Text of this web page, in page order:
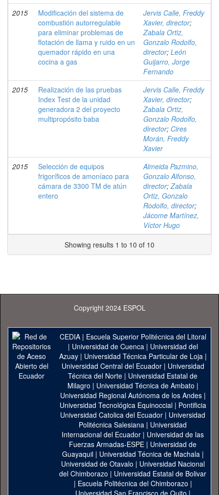
2015
Modificación del sistema de
combustión autorregulable
para eliminar problemas de
flotación de llama y ruido en un
quemador rápido en una
cocina a gas
Jervis Calle, Freddy
Xavier, director;
Zabala Ortiz,
Gonzalo Rodolfo,
director; León
Guijarro, Jorge
Fernando
2015
Realización de las pruebas
Index Test de la unidad
generadora 2 del proyecto
multipropósito baba
Jervis Calle, Freddy
Xavier, director;
Zabala Ortiz,
Gonzalo Rodolfo,
director; Cires
Morán, Freddy
Xavier
2015
Selección de equipos
frigoríficos de amoníaco para
cámara de 3300 TM de atún
entero
Almeida Pazmino,
Gonzalo Alfonso,
director;Zabala
Ortiz, Gonzalo
Rodolfo, director;
Jácome Martínez,
Víctor Hugo
Showing results 1 to 10 of 10
Copyright 2024 ESPOL
CEDIA| Escuela Superior Politécnica del Litoral
| Universidad de Cuenca| Universidad del
Azuay| Universidad Técnica Particular de Loja|
Universidad Central del Ecuador| Universidad
Técnica del Norte | Universidad Estatal de
Milagro | Universidad Técnica de Ambato |
Universidad Regional Autónoma de los Andes|
Universidad Tecnológica Equinoccial| Pontificia
Universidad Catolica del Ecuador | Universidad
Politécnica Salesiana | Universidad
Internacional del Ecuador | Universidad de las
Fuerzas Armadas-ESPE | Universidad de
Guayaquil| Universidad Técnica de Machala|
Universidad de Otavalo | Universidad Nacional
del Chimborazo | Universidad Estatal de Bolivar
| Escuela Politécnica del Chimborazo |
Universidad San Francisco de Quito |